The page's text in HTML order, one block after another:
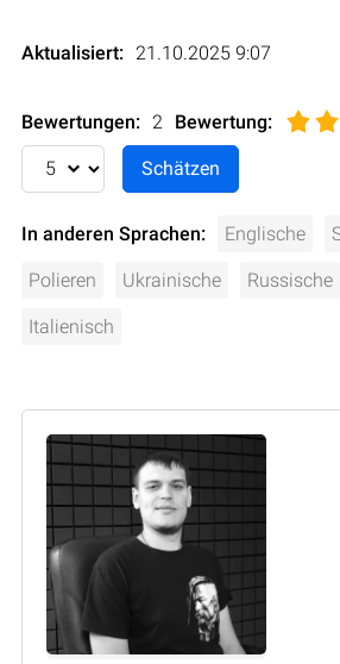
Aktualisiert: 21.10.2025 9:07
Bewertungen: 2 Bewertung:
In anderen Sprachen: Englische
Polieren Ukrainische Russische
Italienisch